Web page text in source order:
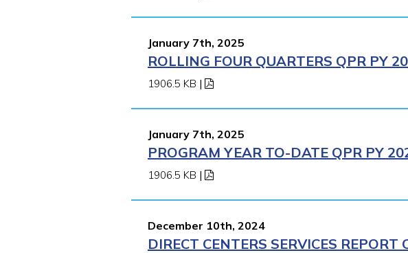
January 7th, 2025
ROLLING FOUR QUARTERS QPR PY
1906.5 KB |
January 7th, 2025
PROGRAM YEAR TO-DATE QPR PY
1906.5 KB |
December 10th, 2024
DIRECT CENTERS SERVICES